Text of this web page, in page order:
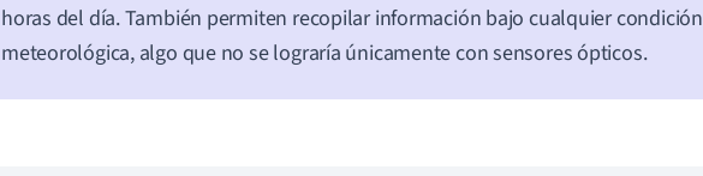
horas del día. También permiten recopilar información bajo cualquier condición
meteorológica, algo que no se lograría únicamente con sensores ópticos.